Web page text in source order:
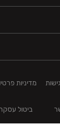
מדיניות
ביטול